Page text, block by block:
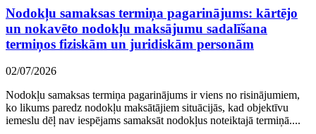
Nodokļu samaksas termiņa pagarinājums: kārtējo
un nokavēto nodokļu maksājumu sadalīšana
termiņos fiziskām un juridiskām personām
02/07/2026
Nodokļu samaksas termiņa pagarinājums ir viens no risinājumiem,
ko likums paredz nodokļu maksātājiem situācijās, kad objektīvu
iemeslu dēļ nav iespējams samaksāt nodokļus noteiktajā termiņā....